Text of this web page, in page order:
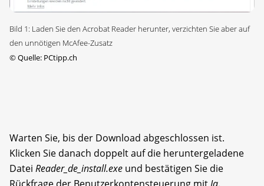
Bild 1: Laden Sie den Acrobat Reader herunter, verzichten Sie aber auf
den unnötigen McAfee-Zusatz
©Quelle: PCtipp.ch
Warten Sie, bis der Download abgeschlossen ist.
Klicken Sie danach doppelt auf die heruntergeladene
Datei Reader_de_install.exe und bestätigen Sie die